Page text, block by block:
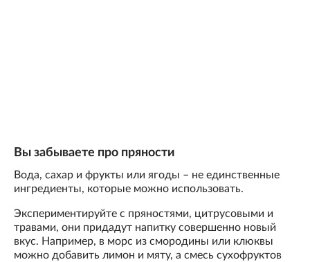
Вы забываете про пряности
Вода, сахар и фрукты или ягоды – не единственные
ингредиенты, которые можно использовать.
Экспериментируйте с пряностями, цитрусовыми и
травами, они придадут напитку совершенно новый
вкус. Например, в морс из смородины или клюквы
можно добавить лимон и мяту, а смесь сухофруктов